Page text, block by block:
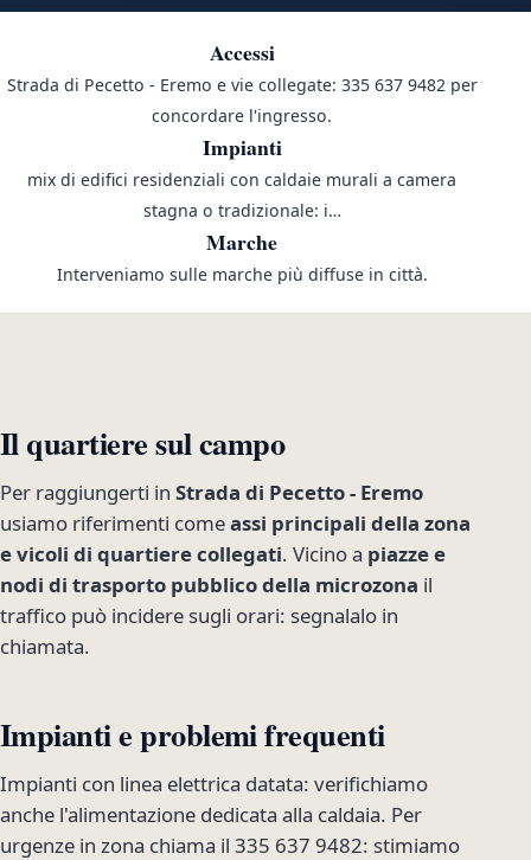
Accessi
Strada di Pecetto - Eremo e vie collegate: 335 637 9482 per
concordare l'ingresso.
Impianti
mix di edifici residenziali con caldaie murali a camera
stagna o tradizionale: i…
Marche
Interveniamo sulle marche più diffuse in città.
Il quartiere sul campo
Per raggiungerti in Strada di Pecetto - Eremo
usiamo riferimenti comeassi principali della zona
e vicoli di quartiere collegati. Vicino a piazze e
nodi di trasporto pubblico della microzona il
traffico può incidere sugli orari: segnalalo in
chiamata.
Impianti e problemi frequenti
Impianti con linea elettrica datata: verifichiamo
anche l'alimentazione dedicata alla caldaia. Per
urgenze in zona chiama il 335 637 9482: stimiamo